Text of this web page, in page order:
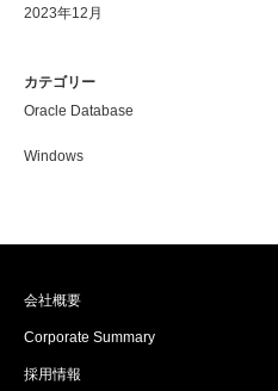
2023年12月
カテゴリー
Oracle Database
Windows
会社概要
Corporate Summary
採用情報